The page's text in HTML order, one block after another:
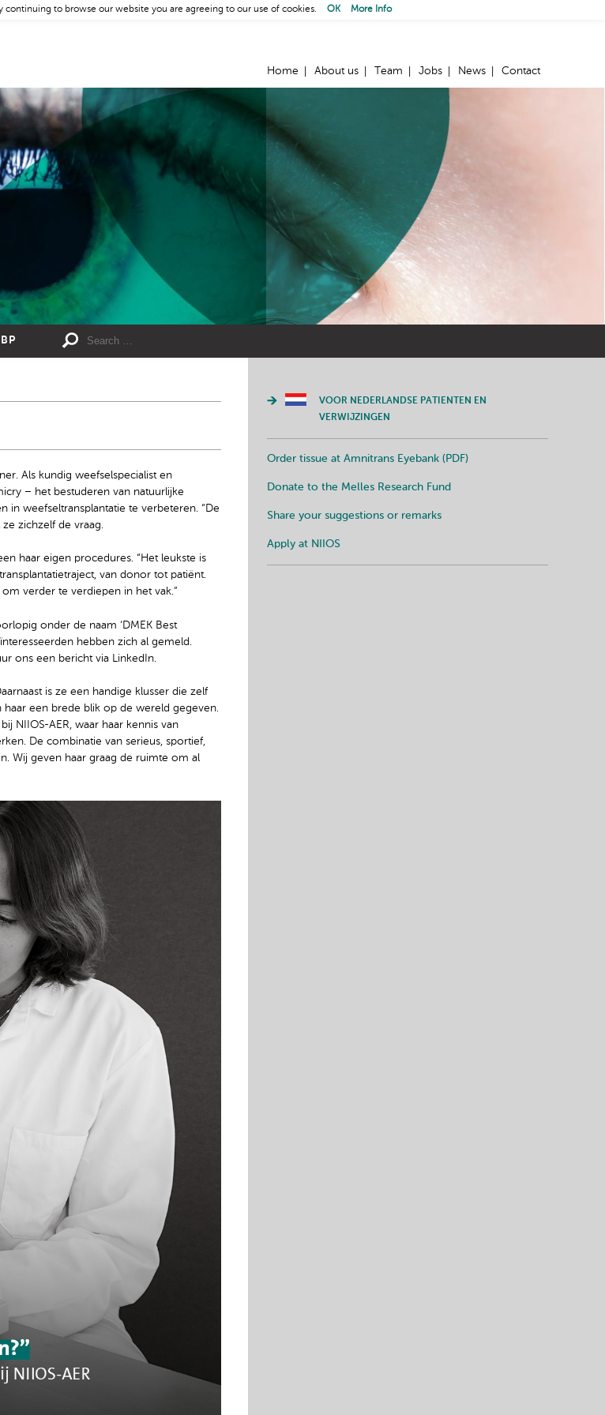
Home About us Team Jobs News Contact
Als kundig weefselspecialist en
– het bestuderen van natuurlijke
weefseltransplantatie te verbeteren. “De
zichzelf de vraag.
haar eigen procedures. “Het leukste is
van donor tot patiënt.
verder te verdiepen in het vak.”
onder de naam ‘DMEK Best
hebben zich al gemeld.
ons een bericht via LinkedIn.
is ze een handige klusser die zelf
een brede blik op de wereld gegeven.
NIIOS-AER, waar haar kennis van
De combinatie van serieus, sportief,
Wij geven haar graag de ruimte om al
VOOR NEDERLANDSE PATIENTEN EN
VERWIJZINGEN
Order tissue at Amnitrans Eyebank (PDF)
Donate to the Melles Research Fund
Share your suggestions or remarks
Apply at NIIOS
continuing to browse our website you are agreeing to our use of cookies. OK More Info